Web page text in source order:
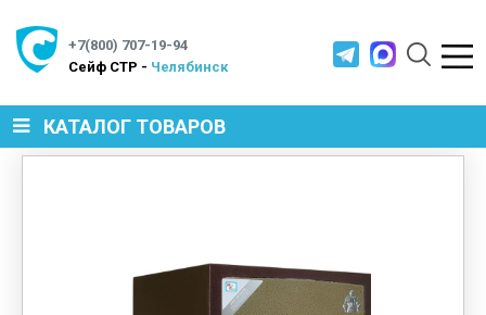
+7(800) 707-19-94
Cейф СТР - Челябинск
КАТАЛОГ ТОВАРОВ
МЕТАЛЛИЧЕСКАЯ МЕБЕЛЬ